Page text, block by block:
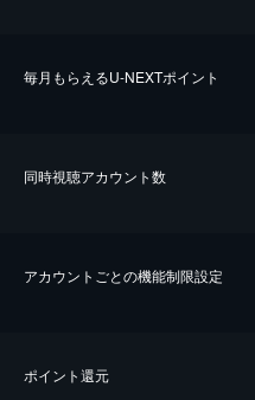
毎⽉もらえるU-NEXTポイント
同時視聴アカウント数
アカウントごとの機能制限設定
ポイント還元